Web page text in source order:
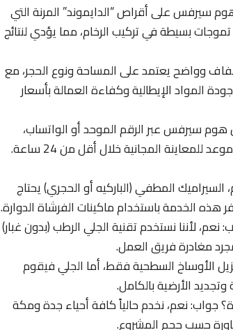
سيرفس على أقراص “الدايموند” المرنة التي
بسيطة في تركيب الرخام، مما يؤدي لنتائج
وواضح يعتمد على المساحة ونوع الحجر، مع
المواد الإيطالية وكفاءة العمالة بأسعار
هوم سيرفس عبر الرقم الموحد أو الواتساب،
المجانية خلال أقل من 24 ساعة.
المطفي (الباركيه أو الحجري) يحتاج
هذه الخدمة باستخدام ماكينات الفرشاة الدوارة.
لأننا نستخدم تقنية الجلي الرطب (بدون غبار)
مغادرة فريق العمل.
الأوساخ السطحية فقط، أما الجلي فيقوم
الأرضية بالكامل.
نعم، نخدم حالياً كافة أحياء جدة ومكة
حسب حجم المشروع.